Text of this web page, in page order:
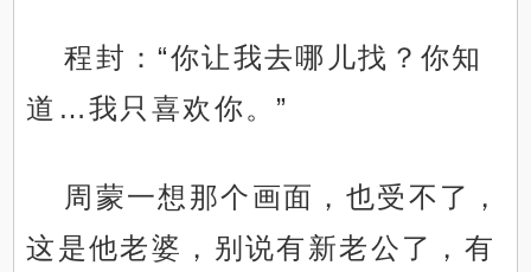
程封：“你让我去哪儿找？你知
道…我只喜欢你。”
周蒙一想那个画面，也受不了，
这是他老婆，别说有新老公了，有